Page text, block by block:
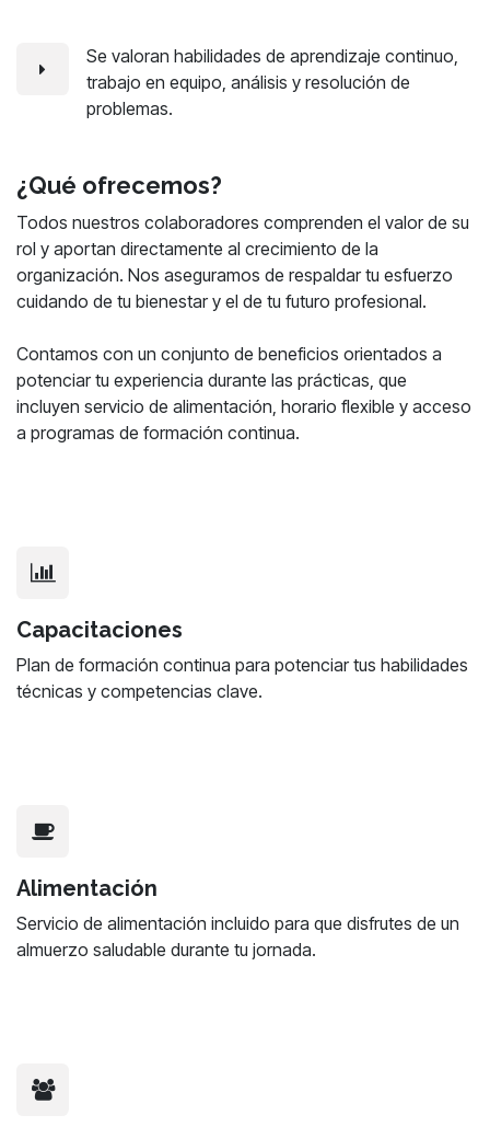
Se valoran habilidades de aprendizaje continuo,
trabajo en equipo, análisis y resolución de
problemas.
¿Qué ofrecemos?
Todos nuestros colaboradores comprenden el valor de su
rol y aportan directamente al crecimiento de la
organización. Nos aseguramos de respaldar tu esfuerzo
cuidando de tu bienestar y el de tu futuro profesional.
Contamos con un conjunto de beneficios orientados a
potenciar tu experiencia durante las prácticas, que
incluyen servicio de alimentación, horario flexible y acceso
a programas de formación continua.
Capacitaciones
Plan de formación continua para potenciar tus habilidades
técnicas y competencias clave.
Alimentación
Servicio de alimentación incluido para que disfrutes de un
almuerzo saludable durante tu jornada.